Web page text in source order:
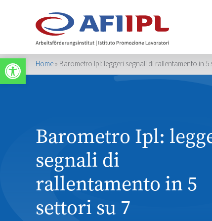
Werkzeugleiste öffnenHome» Barometro Ipl: leggeri segnali di rallentamento in 5
Barometro Ipl:
segnali di
rallentamento in 5
settori su 7